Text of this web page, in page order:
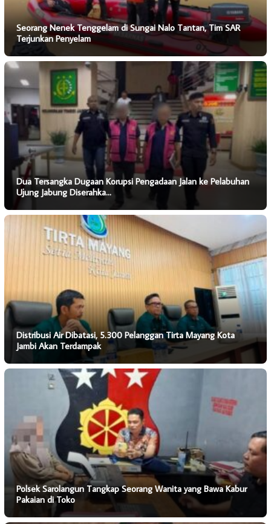
Seorang Nenek Tenggelam di Sungai Nalo Tantan, Tim SAR
Terjunkan Penyelam
Dua Tersangka Dugaan Korupsi Pengadaan Jalan ke Pelabuhan
Ujung Jabung Diserahka…
Distribusi Air Dibatasi, 5.300 Pelanggan Tirta Mayang Kota
Jambi Akan Terdampak
Polsek Sarolangun Tangkap Seorang Wanita yang Bawa Kabur
Pakaian di Toko